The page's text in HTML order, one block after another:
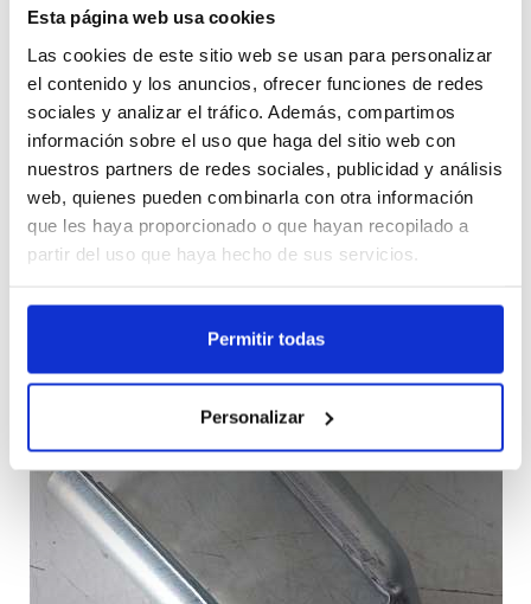
Esta página web usa cookies
Las cookies de este sitio web se usan para personalizar
el contenido y los anuncios, ofrecer funciones de redes
sociales y analizar el tráfico. Además, compartimos
información sobre el uso que haga del sitio web con
nuestros partners de redes sociales, publicidad y análisis
web, quienes pueden combinarla con otra información
que les haya proporcionado o que hayan recopilado a
partir del uso que haya hecho de sus servicios.
Permitir todas
Personalizar